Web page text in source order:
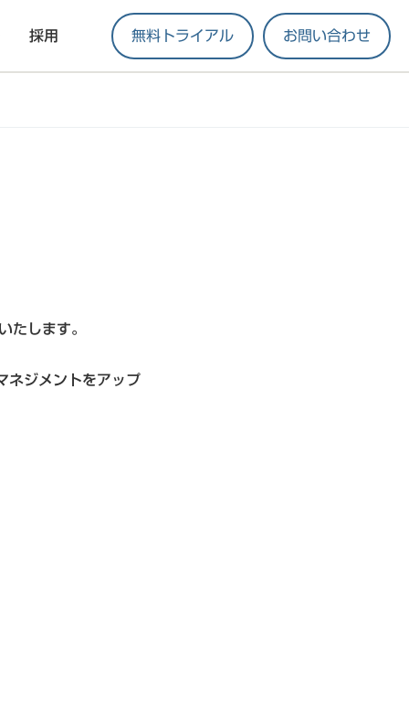
採用 無料トライアル お問い合わせ
たします。
ネジメントをアップ